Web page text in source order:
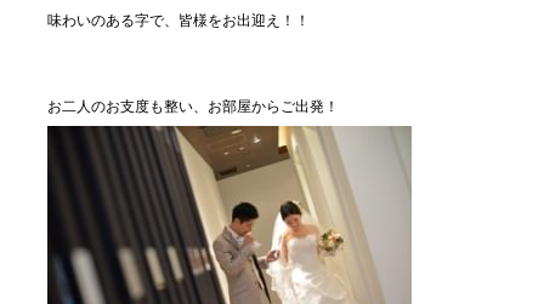
味わいのある字で、皆様をお出迎え！！
お二人のお支度も整い、お部屋からご出発！